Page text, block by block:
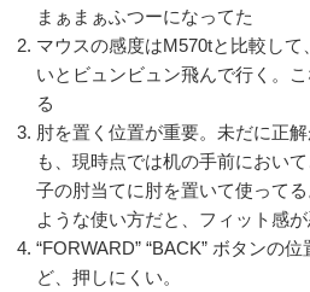
まぁまぁふつーになってた
マウスの感度はM570tと比較し
いとビュンビュン飛んで行く。
る
肘を置く位置が重要。未だに正
も、現時点では机の手前におい
子の肘当てに肘を置いて使って
ような使い方だと、フィット感
“FORWARD” “BACK” ボタンの
ど、押しにくい。